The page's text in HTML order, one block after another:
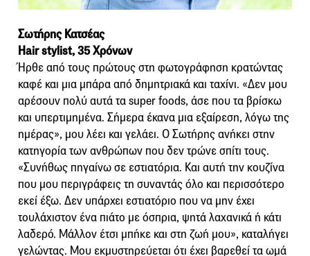
Σωτήρης Κατσέας
Hair stylist, 35 Χρόνων
Ήρθε από τους πρώτους στη φωτογράφηση κρατώντας
καφέ και μια μπάρα από δημητριακά και ταχίνι. «Δεν μου
αρέσουν πολύ αυτά τα super foods, άσε που τα βρίσκω
και υπερτιμημένα. Σήμερα έκανα μια εξαίρεση, λόγω της
ημέρας», μου λέει και γελάει. Ο Σωτήρης ανήκει στην
κατηγορία των ανθρώπων που δεν τρώνε σπίτι τους.
«Συνήθως πηγαίνω σε εστιατόρια. Και αυτή την κουζίνα
που μου περιγράφεις τη συναντάς όλο και περισσότερο
εκεί έξω. Δεν υπάρχει εστιατόριο που να μην έχει
τουλάχιστον ένα πιάτο με όσπρια, ψητά λαχανικά ή κάτι
λαδερό. Μάλλον έτσι μπήκε και στη ζωή μου», καταλήγει
γελώντας. Μου εκμυστηρεύεται ότι έχει βαρεθεί τα ωμά